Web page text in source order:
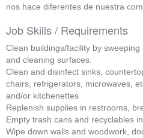
nos hace diferentes de nuestra
Job Skills / Requirements
Clean buildings/facility by
and cleaning surfaces.
Clean and disinfect sinks,
chairs, refrigerators, microwaves,
and/or kitchenettes
Replenish supplies in restrooms,
Empty trash cans and recyclables
Wipe down walls and woodwork,